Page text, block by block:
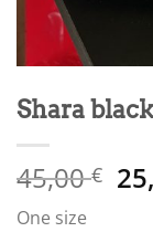
Shara black
45,00€
One size